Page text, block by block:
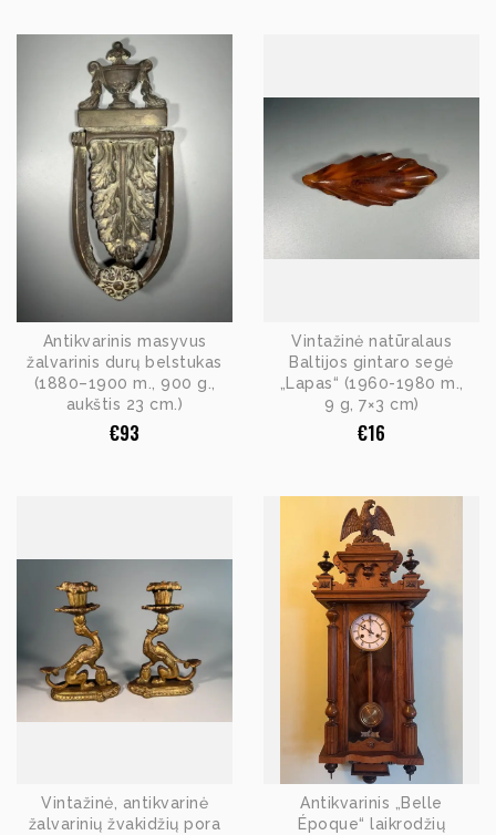
Antikvarinis masyvus
žalvarinis durų belstukas
(1880–1900 m., 900 g.,
aukštis 23 cm.)
€93
Vintažinė natūralaus
Baltijos gintaro segė
„Lapas“ (1960-1980 m.,
9 g, 7×3 cm)
€16
Vintažinė, antikvarinė
žalvarinių žvakidžių pora
Antikvarinis „Belle
Époque“ laikrodžių